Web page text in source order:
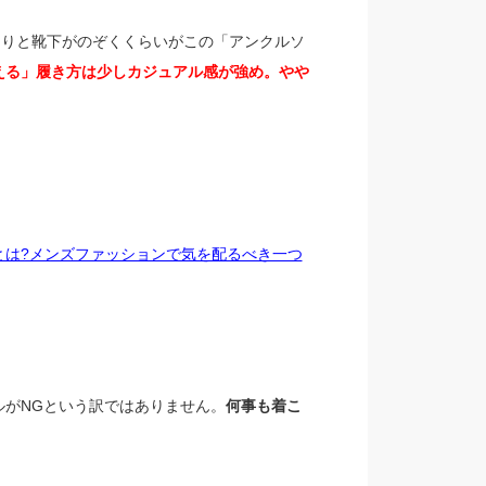
と靴下がのぞくくらいがこの「アンクルソ
」履き方は少しカジュアル感が強め。やや
?メンズファッションで気を配るべき一つ
NGという訳ではありません。 何事も着こ